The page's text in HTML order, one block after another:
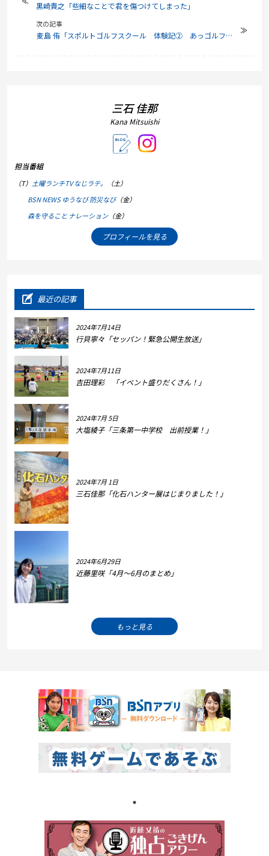
黒崎貴之「些細なことで君を傷つけてしまった」
次の記事
麦島 侑「スポルトゴルフスクール 体験記② あっゴルフ楽
三石 佳那
Kana Mitsuishi
担当番組
（T） 土曜ランチTV なじラテ。
（土）
BSN NEWS ゆうなび 防災なび（金）
森を守ること ナレーション（金）
プロフィールを見る
最近の記事
2024年7月14日
行貝寧々「セッパン！緊急公開生放送」
2024年7月11日
吉田理彩 「イベント盛りだくさん！」
2024年7月 5日
大塩綾子「三条第一中学校 出前授業！」
2024年7月 1日
三石佳那「化石ハンター展はじまりました！」
2024年6月29日
近藤里咲「4月～6月のまとめ」
もっと見る